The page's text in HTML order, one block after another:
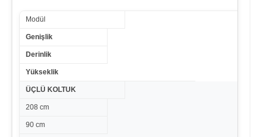
Modül
Genişlik
Derinlik
Yükseklik
ÜÇLÜ KOLTUK
208 cm
90 cm